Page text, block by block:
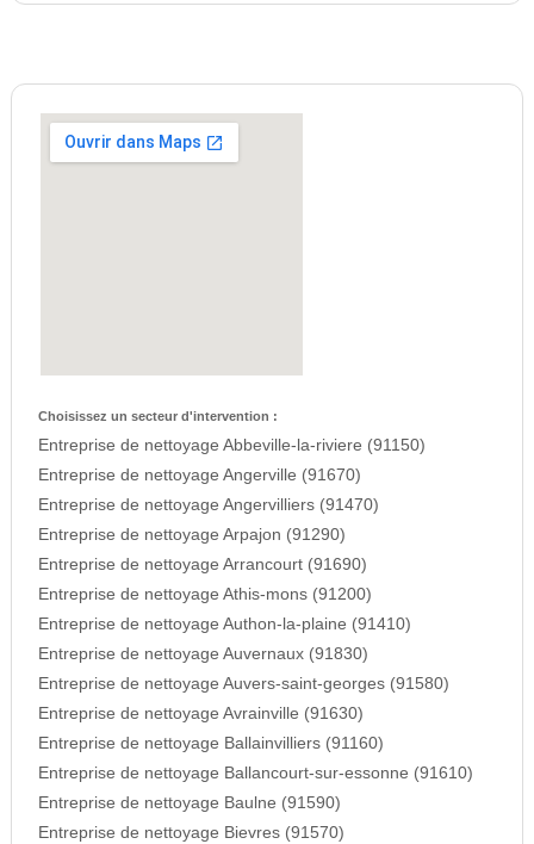
Choisissez un secteur d'intervention :
Entreprise de nettoyage Abbeville-la-riviere (91150)
Entreprise de nettoyage Angerville (91670)
Entreprise de nettoyage Angervilliers (91470)
Entreprise de nettoyage Arpajon (91290)
Entreprise de nettoyage Arrancourt (91690)
Entreprise de nettoyage Athis-mons (91200)
Entreprise de nettoyage Authon-la-plaine (91410)
Entreprise de nettoyage Auvernaux (91830)
Entreprise de nettoyage Auvers-saint-georges (91580)
Entreprise de nettoyage Avrainville (91630)
Entreprise de nettoyage Ballainvilliers (91160)
Entreprise de nettoyage Ballancourt-sur-essonne (91610)
Entreprise de nettoyage Baulne (91590)
Entreprise de nettoyage Bievres (91570)